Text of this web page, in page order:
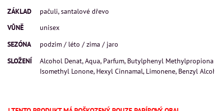
ZÁKLAD
pačuli, santalové dřevo
VŮNĚ
unisex
SEZÓNA
podzim / léto / zima / jaro
SLOŽENÍ
Alcohol Denat, Aqua, Parfum, Butylphenyl Methylpropional,
Isomethyl Lonone, Hexyl Cinnamal, Limonene, Benzyl